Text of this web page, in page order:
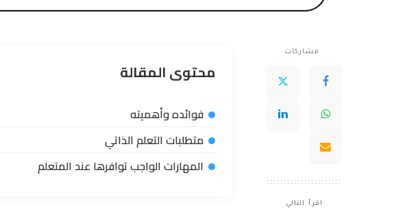
مشاركات
اقرأ التالي
محتوى المقالة
فوائده وأهميته
متطلبات التعلم الذاتي
المهارات الواجب توافرها عند المتعلم